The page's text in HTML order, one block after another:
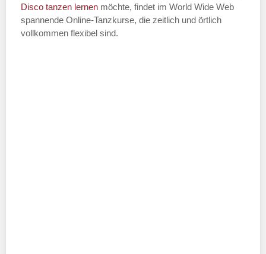
Name der Tanzschule
Disco tanzen lernen möchte, findet im World Wide Web
spannende Online-Tanzkurse, die zeitlich und örtlich
vollkommen flexibel sind.